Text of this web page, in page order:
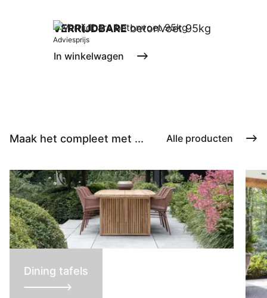
VERRIJDBAREbetonvoet 95kg
Adviesprijs
In winkelwagen
Maak het compleet met ... Alle producten
Dining tafels